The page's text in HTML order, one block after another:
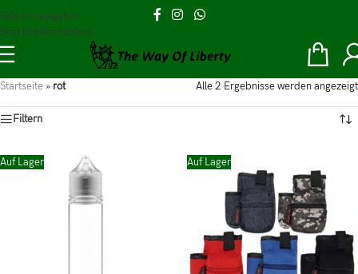
Skip to navigation
Skip to main content
Startseite » rot Alle 2 Ergebnisse werden angezeigt
Filtern
Auf Lager Auf Lager